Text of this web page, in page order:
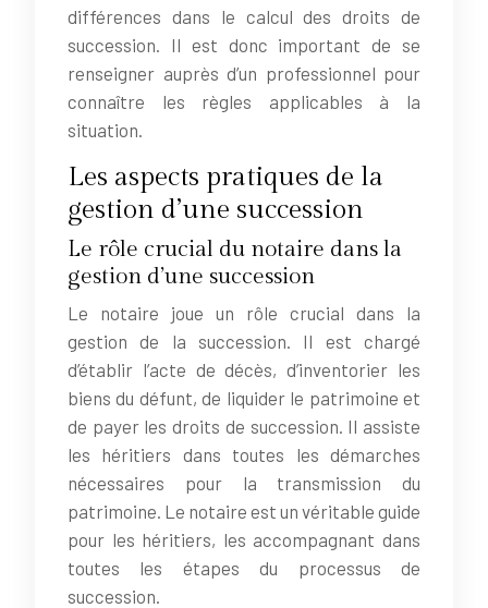
différences dans le calcul des droits de
succession. Il est donc important de se
renseigner auprès d’un professionnel pour
connaître les règles applicables à la
situation.
Les aspects pratiques de la
gestion d’une succession
Le rôle crucial du notaire dans la
gestion d’une succession
Le notaire joue un rôle crucial dans la
gestion de la succession. Il est chargé
d’établir l’acte de décès, d’inventorier les
biens du défunt, de liquider le patrimoine et
de payer les droits de succession. Il assiste
les héritiers dans toutes les démarches
nécessaires pour la transmission du
patrimoine. Le notaire est un véritable guide
pour les héritiers, les accompagnant dans
toutes les étapes du processus de
succession.